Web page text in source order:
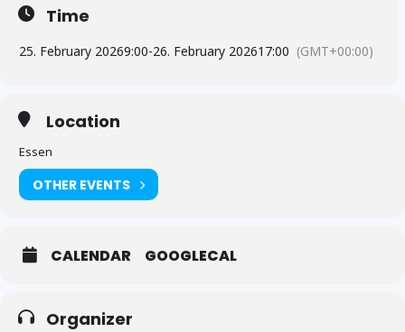
Time
25. February 20269:00-26. February 202617:00 (GMT+00:00)
Location
Essen
OTHER EVENTS
CALENDAR GOOGLECAL
Organizer